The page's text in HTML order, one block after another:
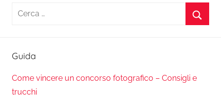
Ricerca
Guida
Come vincere un concorso fotografico – Consigli e
trucchi